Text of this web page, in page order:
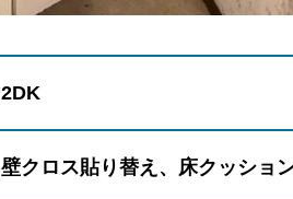
2DK
壁クロス貼り替え、床クッショ